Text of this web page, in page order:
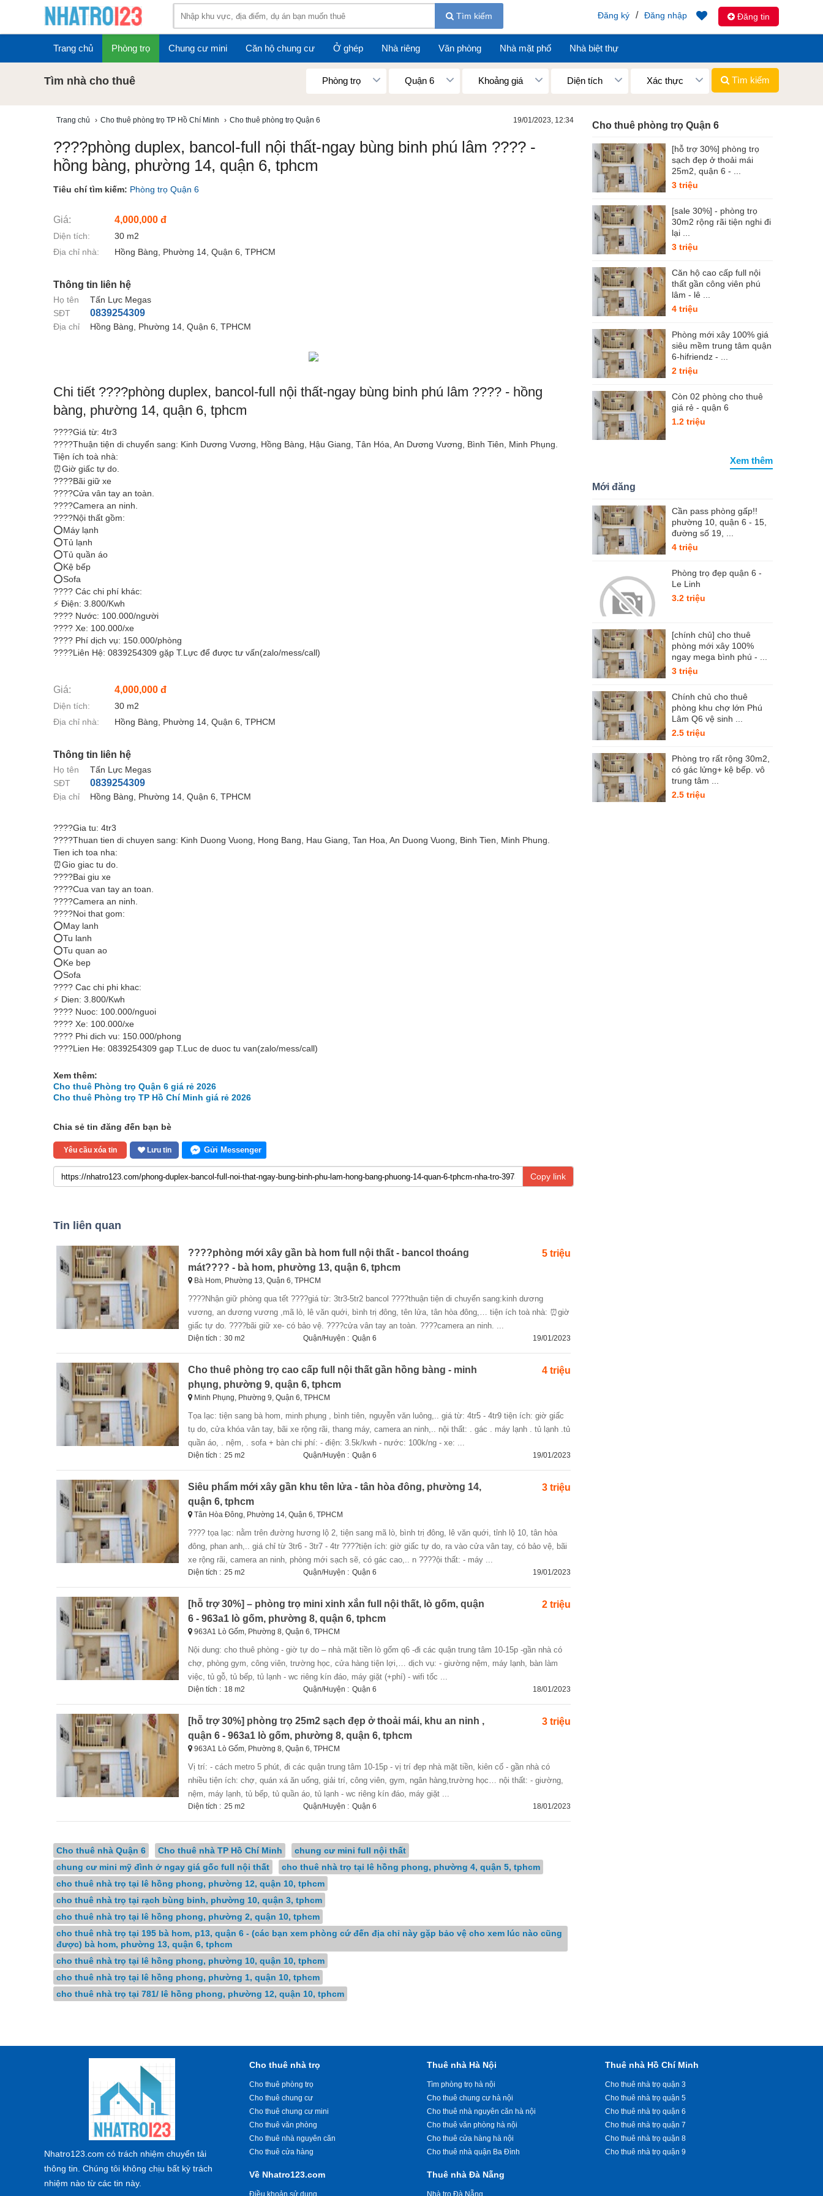
Tìm kiếm Đăng tin
Đăng nhập
/
Đăng ký
Trang chủ Phòng trọ Chung cư mini Căn hộ chung cư Ở ghép Nhà riêng Văn phòng Nhà mặt phố Nhà biệt thự
Tìm nhà cho thuê Phòng trọ Quận 6 Khoảng giá Diện tích Xác thực Tìm kiếm
Trang chủ › Cho thuê phòng trọ TP Hồ Chí Minh › Cho thuê phòng trọ Quận 6 19/01/2023, 12:34
????phòng duplex, bancol-full nội thất-ngay bùng binh phú lâm ???? -
hồng bàng, phường 14, quận 6, tphcm
Tiêu chí tìm kiếm: Phòng trọ Quận 6
Giá: 4,000,000 đ
Diện tích:
30 m2
Địa chỉ nhà:
Hồng Bàng, Phường 14, Quận 6, TPHCM
Thông tin liên hệ
Họ tên
Tấn Lực Megas
SĐT
0839254309
Địa chỉ Hồng Bàng, Phường 14, Quận 6, TPHCM
Chi tiết ????phòng duplex, bancol-full nội thất-ngay bùng binh phú lâm ???? - hồng
bàng, phường 14, quận 6, tphcm
????Giá từ: 4tr3
????Thuận tiện di chuyển sang: Kinh Dương Vương, Hồng Bàng, Hậu Giang, Tân Hóa, An Dương Vương, Bình Tiên, Minh Phụng.
Tiện ích toà nhà:
⏰Giờ giấc tự do.
????Bãi giữ xe
????Cửa vân tay an toàn.
????Camera an ninh.
????Nội thất gồm:
⭕Máy lạnh
⭕Tủ lạnh
⭕Tủ quần áo
⭕Kệ bếp
⭕Sofa
???? Các chi phí khác:
⚡ Điện: 3.800/Kwh
???? Nước: 100.000/người
???? Xe: 100.000/xe
???? Phí dịch vụ: 150.000/phòng
????Liên Hệ: 0839254309 gặp T.Lực để được tư vấn(zalo/mess/call)
Giá: 4,000,000 đ
Diện tích:
30 m2
Địa chỉ nhà:
Hồng Bàng, Phường 14, Quận 6, TPHCM
Thông tin liên hệ
Họ tên
Tấn Lực Megas
SĐT
0839254309
Địa chỉ Hồng Bàng, Phường 14, Quận 6, TPHCM
????Gia tu: 4tr3
????Thuan tien di chuyen sang: Kinh Duong Vuong, Hong Bang, Hau Giang, Tan Hoa, An Duong Vuong, Binh Tien, Minh Phung.
Tien ich toa nha:
⏰Gio giac tu do.
????Bai giu xe
????Cua van tay an toan.
????Camera an ninh.
????Noi that gom:
⭕May lanh
⭕Tu lanh
⭕Tu quan ao
⭕Ke bep
⭕Sofa
???? Cac chi phi khac:
⚡ Dien: 3.800/Kwh
???? Nuoc: 100.000/nguoi
???? Xe: 100.000/xe
???? Phi dich vu: 150.000/phong
????Lien He: 0839254309 gap T.Luc de duoc tu van(zalo/mess/call)
Xem thêm:
Cho thuê Phòng trọ Quận 6 giá rẻ 2026
Cho thuê Phòng trọ TP Hồ Chí Minh giá rẻ 2026
Chia sẻ tin đăng đến bạn bè
Yêu cầu xóa tin Lưu tin Gửi Messenger
Copy link
Tin liên quan
5 triệu
????phòng mới xây gần bà hom full nội thất - bancol thoáng
mát???? - bà hom, phường 13, quận 6, tphcm
Bà Hom, Phường 13, Quận 6, TPHCM
????nhận giữ phòng qua tết ????giá từ: 3tr3-5tr2 bancol ????thuận tiện di chuyển sang:kinh dương
vương, an dương vương ,mã lò, lê văn quới, bình trị đông, tên lửa, tân hòa đông,… tiện ích toà nhà: ⏰giờ
giấc tự do. ????bãi giữ xe- có bảo vệ. ????cửa vân tay an toàn. ????camera an ninh. ...
Diện tích : 30 m2 Quận/Huyện : Quận 6 19/01/2023
4 triệu
Cho thuê phòng trọ cao cấp full nội thất gần hồng bàng - minh
phụng, phường 9, quận 6, tphcm
Minh Phụng, Phường 9, Quận 6, TPHCM
tọa lạc: tiện sang bà hom, minh phụng , bình tiên, nguyễn văn luông,.. giá từ: 4tr5 - 4tr9 tiện ích: giờ giấc
tụ do, cửa khóa vân tay, bãi xe rộng rãi, thang máy, camera an ninh,.. nội thất: . gác . máy lạnh . tủ lạnh .tủ
quần áo, . nệm, . sofa + bàn chi phí: - điện: 3.5k/kwh - nước: 100k/ng - xe: ...
Diện tích : 25 m2 Quận/Huyện : Quận 6 19/01/2023
3 triệu
Siêu phẩm mới xây gần khu tên lửa - tân hòa đông, phường 14,
quận 6, tphcm
Tân Hòa Đông, Phường 14, Quận 6, TPHCM
???? tọa lạc: nằm trên đường hương lộ 2, tiện sang mã lò, bình trị đông, lê văn quới, tỉnh lộ 10, tân hòa
đông, phan anh,.. giá chỉ từ 3tr6 - 3tr7 - 4tr ????tiện ích: giờ giấc tự do, ra vào cửa vân tay, có bảo vệ, bãi
xe rộng rãi, camera an ninh, phòng mới sạch sẽ, có gác cao,.. n ????ội thất: - máy ...
Diện tích : 25 m2 Quận/Huyện : Quận 6 19/01/2023
2 triệu
[hỗ trợ 30%] – phòng trọ mini xinh xắn full nội thất, lò gốm, quận
6 - 963a1 lò gốm, phường 8, quận 6, tphcm
963A1 Lò Gốm, Phường 8, Quận 6, TPHCM
nội dung: cho thuê phòng - giờ tự do – nhà mặt tiền lò gốm q6 -đi các quận trung tâm 10-15p -gần nhà có
chợ, phòng gym, công viên, trường học, cửa hàng tiện lợi,… dịch vụ: - giường nệm, máy lạnh, bàn làm
việc, tủ gỗ, tủ bếp, tủ lạnh - wc riêng kín đáo, máy giặt (+phí) - wifi tốc ...
Diện tích : 18 m2 Quận/Huyện : Quận 6 18/01/2023
3 triệu
[hỗ trợ 30%] phòng trọ 25m2 sạch đẹp ở thoải mái, khu an ninh ,
quận 6 - 963a1 lò gốm, phường 8, quận 6, tphcm
963A1 Lò Gốm, Phường 8, Quận 6, TPHCM
vị trí: - cách metro 5 phút, đi các quận trung tâm 10-15p - vị trí đẹp nhà mặt tiền, kiên cố - gần nhà có
nhiều tiện ích: chợ, quán xá ăn uống, giải trí, công viên, gym, ngân hàng,trường học… nội thất: - giường,
nệm, máy lạnh, tủ bếp, tủ quần áo, tủ lạnh - wc riêng kín đáo, máy giặt ...
Diện tích : 25 m2 Quận/Huyện : Quận 6 18/01/2023
Cho thuê nhà Quận 6 Cho thuê nhà TP Hồ Chí Minh
chung cư mini full nội thất
chung cư mini mỹ đình ở ngay giá gốc full nội thất
cho thuê nhà trọ tại lê hồng phong, phường 4, quận 5, tphcm
cho thuê nhà trọ tại lê hồng phong, phường 12, quận 10, tphcm
cho thuê nhà trọ tại rạch bùng binh, phường 10, quận 3, tphcm
cho thuê nhà trọ tại lê hồng phong, phường 2, quận 10, tphcm
cho thuê nhà trọ tại 195 bà hom, p13, quận 6 - (các bạn xem phòng cứ đến địa chỉ này gặp bảo vệ cho xem lúc nào cũng
được) bà hom, phường 13, quận 6, tphcm
cho thuê nhà trọ tại lê hồng phong, phường 10, quận 10, tphcm
cho thuê nhà trọ tại lê hồng phong, phường 1, quận 10, tphcm
cho thuê nhà trọ tại 781/ lê hồng phong, phường 12, quận 10, tphcm
Cho thuê phòng trọ Quận 6
[hỗ trợ 30%] phòng trọ
sạch đẹp ở thoải mái
25m2, quận 6 - ...
3 triệu
[sale 30%] - phòng trọ
30m2 rộng rãi tiện nghi đi
lại ...
3 triệu
Căn hộ cao cấp full nội
thất gần công viên phú
lâm - lê ...
4 triệu
Phòng mới xây 100% giá
siêu mềm trung tâm quận
6-hifriendz - ...
2 triệu
Còn 02 phòng cho thuê
giá rẻ - quận 6
1.2 triệu
Xem thêm
Mới đăng
Cần pass phòng gấp!!
phường 10, quận 6 - 15,
đường số 19, ...
4 triệu
Phòng trọ đẹp quận 6 -
Le Linh
3.2 triệu
[chính chủ] cho thuê
phòng mới xây 100%
ngay mega bình phú - ...
3 triệu
Chính chủ cho thuê
phòng khu chợ lớn Phú
Lâm Q6 vệ sinh ...
2.5 triệu
Phòng trọ rất rộng 30m2,
có gác lửng+ kệ bếp. vô
trung tâm ...
2.5 triệu
Cho thuê nhà trọ
Cho thuê phòng trọ
Cho thuê chung cư
Cho thuê chung cư mini
Cho thuê văn phòng
Cho thuê nhà nguyên căn
Cho thuê cửa hàng
Về Nhatro123.com
Điều khoản sử dụng
Thuê nhà Hà Nội
Tìm phòng trọ hà nội
Cho thuê chung cư hà nội
Cho thuê nhà nguyên căn hà nội
Cho thuê văn phòng hà nội
Cho thuê cửa hàng hà nội
Cho thuê nhà quận Ba Đình
Thuê nhà Đà Nẵng
Nhà trọ Đà Nẵng
Thuê nhà Hồ Chí Minh
Cho thuê nhà trọ quận 3
Cho thuê nhà trọ quận 5
Cho thuê nhà trọ quận 6
Cho thuê nhà trọ quận 7
Cho thuê nhà trọ quận 8
Cho thuê nhà trọ quận 9
Nhatro123.com có trách nhiệm chuyển tải
thông tin. Chúng tôi không chịu bất kỳ trách
nhiệm nào từ các tin này.